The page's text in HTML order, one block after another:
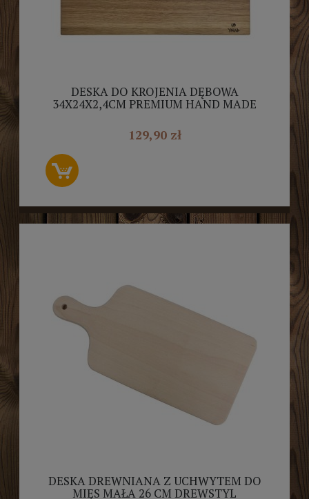
DESKA DO KROJENIA DĘBOWA
34X24X2,4CM PREMIUM HAND MADE
129,90 zł
DESKA DREWNIANA Z UCHWYTEM DO
MIĘS MAŁA 26 CM DREWSTYL